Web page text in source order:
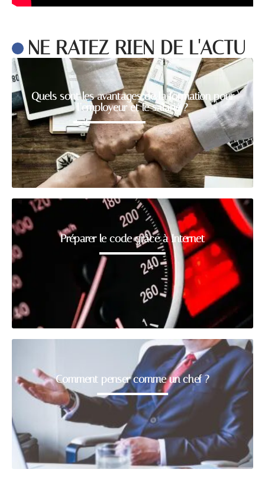
NE RATEZ RIEN DE L'ACTU
Quels sont les avantages de la formation pour
l’employeur et le salarié ?
Préparer le code grâce à Internet
Comment penser comme un chef ?